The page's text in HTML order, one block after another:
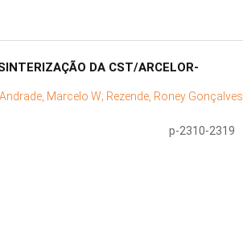
DA CST/ARCELOR-
Andrade, Marcelo W; Rezende, Roney Gonçalves
p-2310-2319